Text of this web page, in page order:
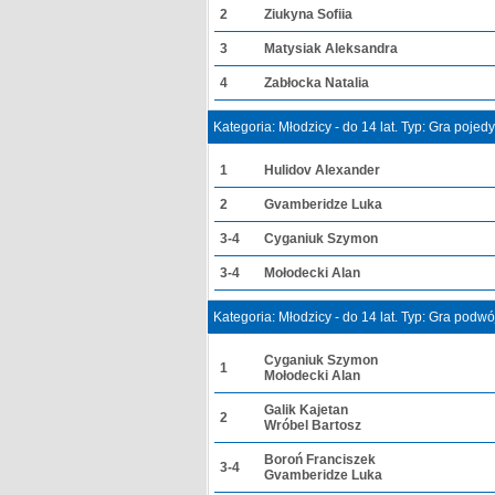
2 Ziukyna Sofiia
3 Matysiak Aleksandra
4 Zabłocka Natalia
Kategoria: Młodzicy - do 14 lat. Typ: Gra
1 Hulidov Alexander
2 Gvamberidze Luka
3-4 Cyganiuk Szymon
3-4 Mołodecki Alan
Kategoria: Młodzicy - do 14 lat. Typ: Gra
1
Cyganiuk Szymon
Mołodecki Alan
2
Galik Kajetan
Wróbel Bartosz
3-4
Boroń Franciszek
Gvamberidze Luka